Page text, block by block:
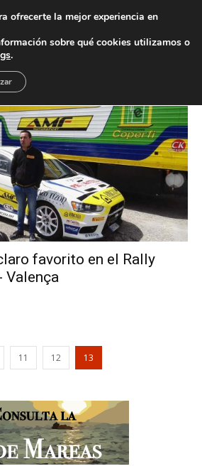
Meira
Meira
favorito en el Rally
Valença
11 12 13
ofrecerte la mejor experiencia en
sobre qué cookies utilizamos o
.